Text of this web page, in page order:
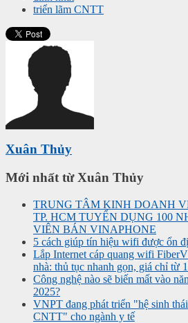
triển lãm CNTT
Xuân Thủy
Mới nhất từ Xuân Thủy
TRUNG TÂM KINH DOANH
TP. HCM TUYỂN DỤNG 100
VIÊN BÁN VINAPHONE
5 cách giúp tín hiệu wifi được ổn
Lắp Internet cáp quang wifi
nhà: thủ tục nhanh gọn, giá chỉ từ
Công nghệ nào sẽ biến mất vào
2025?
VNPT đang phát triển "hệ sinh thái
CNTT" cho ngành y tế